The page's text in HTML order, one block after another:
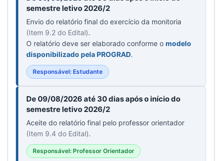
semestre letivo 2026/2
Envio do relatório final do exercício da monitoria
(Item 9.2 do Edital).
O relatório deve ser elaborado conforme o modelo
disponibilizado pela PROGRAD.
Responsável: Estudante
De 09/08/2026 até 30 dias após o início do
semestre letivo 2026/2
Aceite do relatório final pelo professor orientador
(Item 9.4 do Edital).
Responsável: Professor Orientador